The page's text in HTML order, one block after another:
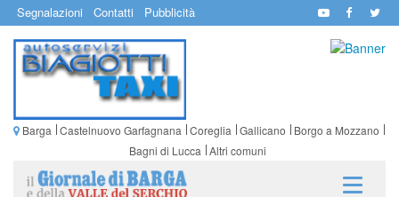
Segnalazioni Contatti Pubblicità
Barga Castelnuovo Garfagnana Coreglia Gallicano
Borgo a Mozzano
Bagni di Lucca Altri comuni